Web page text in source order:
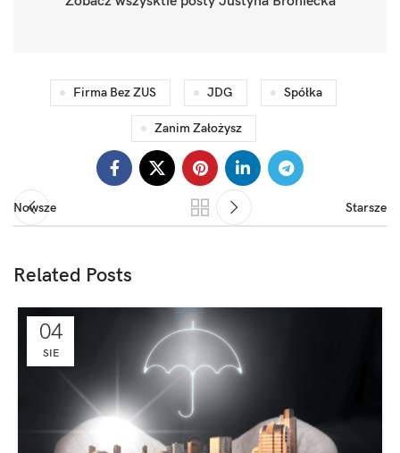
Firma Bez ZUS JDG Spółka
Zanim Założysz
Nowsze Starsze
Related Posts
04
SIE